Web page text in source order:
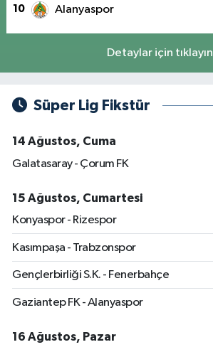
10 Alanyaspor
Detaylar için tıklayın
Süper Lig Fikstür
14 Ağustos, Cuma
Galatasaray - Çorum FK
15 Ağustos, Cumartesi
Konyaspor - Rizespor
Kasımpaşa - Trabzonspor
Gençlerbirliği S.K. - Fenerbahçe
Gaziantep FK - Alanyaspor
16 Ağustos, Pazar